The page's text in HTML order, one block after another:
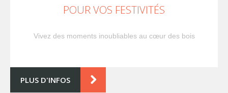
POUR VOS FESTIVITÉS
Vivez des moments inoubliables au cœur des bois
PLUS D'INFOS